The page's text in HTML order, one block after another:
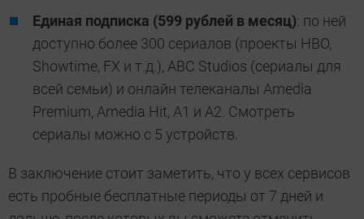
Единая подписка (599 рублей в месяц): по ней
доступно более 300 сериалов (проекты HBO,
Showtime, FX и т.д.), ABC Studios (сериалы для
всей семьи) и онлайн телеканалы Amedia
Premium, Amedia Hit, A1 и A2. Смотреть
сериалы можно с 5 устройств.
В заключение стоит заметить, что у всех сервисов
есть пробные бесплатные периоды от 7 дней и